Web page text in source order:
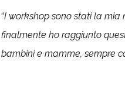
“I workshop sono stati la mia
finalmente ho raggiunto
bambini e mamme, sempre